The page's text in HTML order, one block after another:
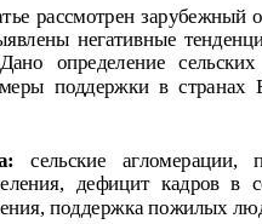
рассмотрен зарубежный
негативные
определение
поддержки в странах
сельские   агломерации,
дефицит кадров в
поддержка пожилых